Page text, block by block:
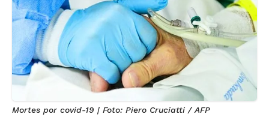
Mortes por covid-19 | Foto: Piero Cruciatti / AFP